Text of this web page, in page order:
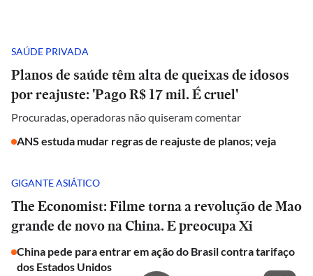
SAÚDE PRIVADA
Planos de saúde têm alta de queixas de idosos
por reajuste: 'Pago R$ 17 mil. É cruel'
Procuradas, operadoras não quiseram comentar
ANS estuda mudar regras de reajuste de planos; veja
GIGANTE ASIÁTICO
The Economist: Filme torna a revolução de Mao
grande de novo na China. E preocupa Xi
China pede para entrar em ação do Brasil contra tarifaço
dos Estados Unidos